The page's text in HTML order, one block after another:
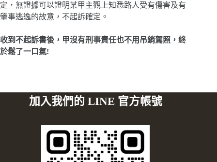
定，無證據可以證明某甲主觀上知悉路人受有傷害及有
肇事逃逸的故意，不起訴確定。
收到不起訴書後，甲沒有刑事責任也不用吊銷駕照，終
於鬆了一口氣!
加入我們的 LINE 官方帳號